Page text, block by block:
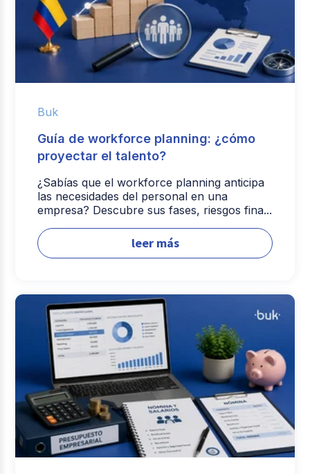
Buk
Guía de workforce planning: ¿cómo
proyectar el talento?
¿Sabías que el workforce planning anticipa
las necesidades del personal en una
empresa? Descubre sus fases, riesgos fina...
leer más